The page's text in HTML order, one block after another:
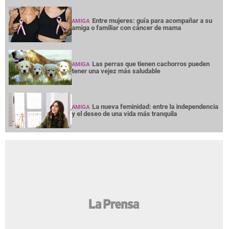
AMIGA Entre mujeres: guía para acompañar a su
amiga o familiar con cáncer de mama
AMIGA Las perras que tienen cachorros pueden
tener una vejez más saludable
AMIGA La nueva feminidad: entre la independencia
y el deseo de una vida más tranquila